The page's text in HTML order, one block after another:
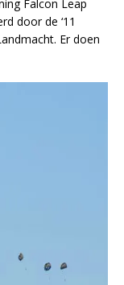
Falcon Leap
door de ‘11
Er doen